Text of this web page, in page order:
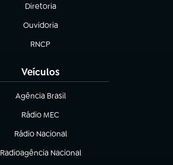
Diretoria
(abre em nova aba)
Ouvidoria
(abre em nova aba)
RNCP
(abre em nova aba)
Veículos
Agência Brasil
(abre em nova aba)
Rádio MEC
Rádio Nacional
(abre em nova aba)
Radioagência Nacional
(abre em nova aba)